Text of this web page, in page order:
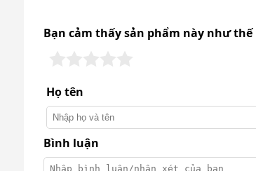
Giá treo phụ kiện: Gắn trực tiếp
kiện khác sau khi sử dụng.
Bạn cảm thấy sản phẩm này như thế
Họ tên
Bình luận